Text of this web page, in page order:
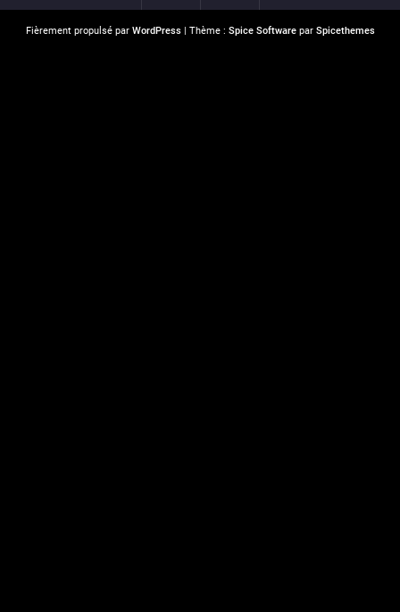
Fièrement propulsé par WordPress| Thème : Spice Softwarepar Spicethemes